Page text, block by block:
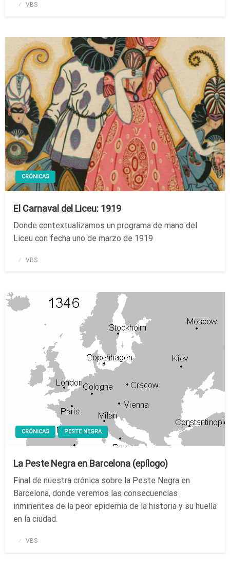
Publicado
VBS
CRÓNICAS
El Carnaval del Liceu: 1919
Donde contextualizamos un programa de mano del
Liceu con fecha uno de marzo de 1919
Publicado
VBS
CRÓNICAS PESTE NEGRA
La Peste Negra en Barcelona (epílogo)
Final de nuestra crónica sobre la Peste Negra en
Barcelona, donde veremos las consecuencias
inminentes de la peor epidemia de la historia y su huella
en la ciudad.
Publicado
VBS